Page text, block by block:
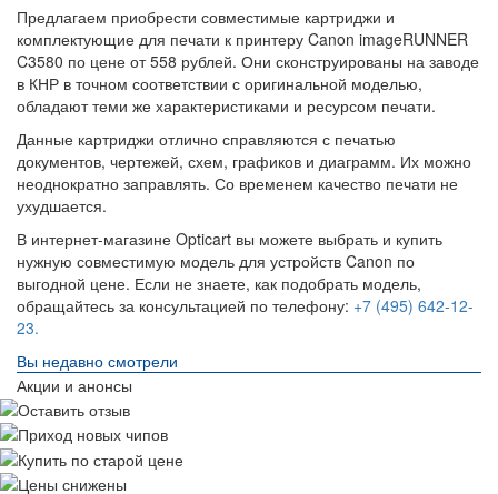
Предлагаем приобрести совместимые картриджи и
комплектующие для печати к принтеру Canon imageRUNNER
C3580 по цене от 558 рублей. Они сконструированы на заводе
в КНР в точном соответствии с оригинальной моделью,
обладают теми же характеристиками и ресурсом печати.
Данные картриджи отлично справляются с печатью
документов, чертежей, схем, графиков и диаграмм. Их можно
неоднократно заправлять. Со временем качество печати не
ухудшается.
В интернет-магазине Opticart вы можете выбрать и купить
нужную совместимую модель для устройств Canon по
выгодной цене. Если не знаете, как подобрать модель,
обращайтесь за консультацией по телефону: +7 (495) 642-12-
23.
Вы недавно смотрели
Акции и анонсы